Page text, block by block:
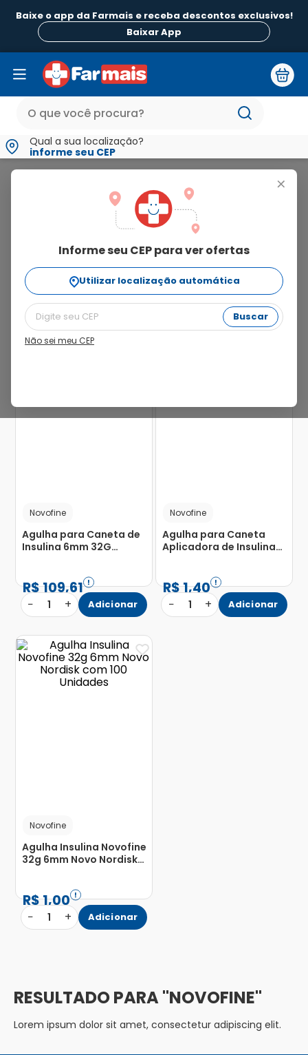
Baixe o app da Farmais e receba descontos exclusivos!
Baixar App
Qual a sua localização?
informe seu CEP
+
Informe seu CEP para ver ofertas
Utilizar localização automática
Buscar
Não sei meu CEP
Ordenar Por
relevância
Novofine
Agulha para Caneta de
Insulina 6mm 32G
R$109,61
− 1 + Adicionar
Novofine
Agulha para Caneta
Aplicadora de Insulina
R$1,40
− 1 + Adicionar
Novofine
Agulha Insulina Novofine
32g 6mm Novo Nordisk
R$1,00
− 1 + Adicionar
NOVOFINE
Lorem ipsum dolor sit amet, consectetur adipiscing elit.